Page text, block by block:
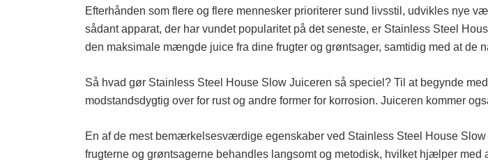
Efterhånden som flere og flere mennesker prioriterer sund livsstil, udvikles nye
sådant apparat, der har vundet popularitet på det seneste, er Stainless Steel
den maksimale mængde juice fra dine frugter og grøntsager, samtidig med at de
Så hvad gør Stainless Steel House Slow Juiceren så speciel? Til at begynde
modstandsdygtig over for rust og andre former for korrosion. Juiceren kommer
En af de mest bemærkelsesværdige egenskaber ved Stainless Steel House
frugterne og grøntsagerne behandles langsomt og metodisk, hvilket hjælper